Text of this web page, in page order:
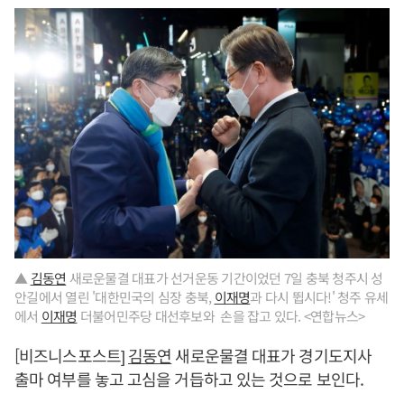
▲ 김동연 새로운물결 대표가 선거운동 기간이었던 7일 충북 청주시 성
안길에서 열린 '대한민국의 심장 충북, 이재명과 다시 뜁시다!' 청주 유세
에서 이재명 더불어민주당 대선후보와 손을 잡고 있다. <연합뉴스>
[비즈니스포스트]김동연 새로운물결 대표가 경기도지사
출마 여부를 놓고 고심을 거듭하고 있는 것으로 보인다.